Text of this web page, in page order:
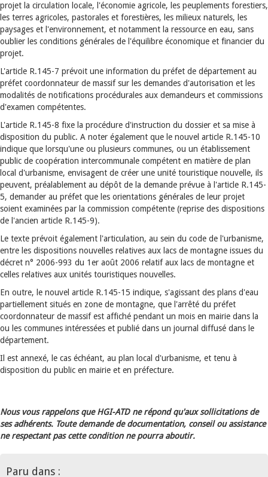
projet la circulation locale, l'économie agricole, les peuplements forestiers,
les terres agricoles, pastorales et forestières, les milieux naturels, les
paysages et l'environnement, et notamment la ressource en eau, sans
oublier les conditions générales de l'équilibre économique et financier du
projet.
L'article R.145-7 prévoit une information du préfet de département au
préfet coordonnateur de massif sur les demandes d'autorisation et les
modalités de notifications procédurales aux demandeurs et commissions
d'examen compétentes.
L'article R.145-8 fixe la procédure d'instruction du dossier et sa mise à
disposition du public. A noter également que le nouvel article R.145-10
indique que lorsqu'une ou plusieurs communes, ou un établissement
public de coopération intercommunale compétent en matière de plan
local d'urbanisme, envisagent de créer une unité touristique nouvelle, ils
peuvent, préalablement au dépôt de la demande prévue à l'article R.145-
5, demander au préfet que les orientations générales de leur projet
soient examinées par la commission compétente (reprise des dispositions
de l'ancien article R.145-9).
Le texte prévoit également l'articulation, au sein du code de l'urbanisme,
entre les dispositions nouvelles relatives aux lacs de montagne issues du
décret n° 2006-993 du 1er août 2006 relatif aux lacs de montagne et
celles relatives aux unités touristiques nouvelles.
En outre, le nouvel article R.145-15 indique, s'agissant des plans d'eau
partiellement situés en zone de montagne, que l'arrêté du préfet
coordonnateur de massif est affiché pendant un mois en mairie dans la
ou les communes intéressées et publié dans un journal diffusé dans le
département.
Il est annexé, le cas échéant, au plan local d'urbanisme, et tenu à
disposition du public en mairie et en préfecture.
Nous vous rappelons que HGI-ATD ne répond qu'aux sollicitations de
ses adhérents. Toute demande de documentation, conseil ou assistance
ne respectant pas cette condition ne pourra aboutir.
Paru dans :